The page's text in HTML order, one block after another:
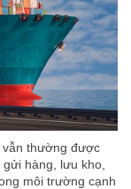
vẫn thường được
hàng, lưu kho,
môi trường cạnh